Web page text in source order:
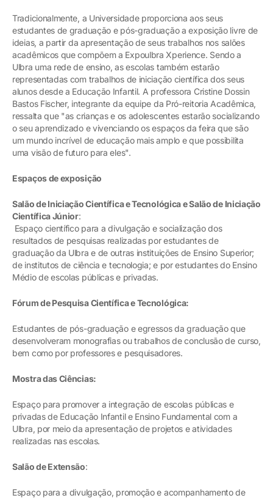
Tradicionalmente, a Universidade proporciona aos seus
estudantes de graduação e pós-graduação a exposição livre de
ideias, a partir da apresentação de seus trabalhos nos salões
acadêmicos que compõem a Expoulbra Xperience. Sendo a
Ulbra uma rede de ensino, as escolas também estarão
representadas com trabalhos de iniciação científica dos seus
alunos desde a Educação Infantil. A professora Cristine Dossin
Bastos Fischer, integrante da equipe da Pró-reitoria Acadêmica,
ressalta que "as crianças e os adolescentes estarão socializando
o seu aprendizado e vivenciando os espaços da feira que são
um mundo incrível de educação mais amplo e que possibilita
uma visão de futuro para eles".
Espaços de exposição
Salão de Iniciação Científica e Tecnológica e Salão de Iniciação
Científica Júnior:
Espaço científico para a divulgação e socialização dos
resultados de pesquisas realizadas por estudantes de
graduação da Ulbra e de outras instituições de Ensino Superior;
de institutos de ciência e tecnologia; e por estudantes do Ensino
Médio de escolas públicas e privadas.
Fórum de Pesquisa Científica e Tecnológica:
Estudantes de pós-graduação e egressos da graduação que
desenvolveram monografias ou trabalhos de conclusão de curso,
bem como por professores e pesquisadores.
Mostra das Ciências:
Espaço para promover a integração de escolas públicas e
privadas de Educação Infantil e Ensino Fundamental com a
Ulbra, por meio da apresentação de projetos e atividades
realizadas nas escolas.
Salão de Extensão:
Espaço para a divulgação, promoção e acompanhamento de